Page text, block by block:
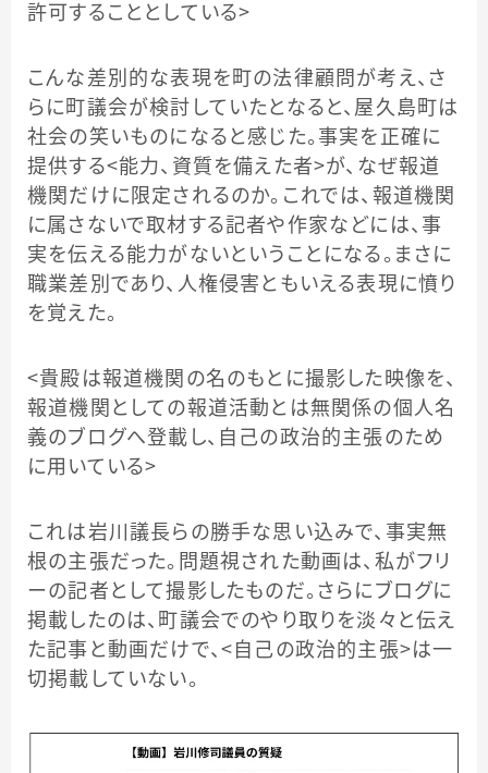
許可することとしている＞
こんな差別的な表現を町の法律顧問が考え、さ
らに町議会が検討していたとなると、屋久島町は
社会の笑いものになると感じた。事実を正確に
提供する＜能力、資質を備えた者＞が、なぜ報道
機関だけに限定されるのか。これでは、報道機関
に属さないで取材する記者や作家などには、事
実を伝える能力がないということになる。まさに
職業差別であり、人権侵害ともいえる表現に憤り
を覚えた。
＜貴殿は報道機関の名のもとに撮影した映像を、
報道機関としての報道活動とは無関係の個人名
義のブログへ登載し、自己の政治的主張のため
に用いている＞
これは岩川議長らの勝手な思い込みで、事実無
根の主張だった。問題視された動画は、私がフリ
ーの記者として撮影したものだ。さらにブログに
掲載したのは、町議会でのやり取りを淡々と伝え
た記事と動画だけで、＜自己の政治的主張＞は一
切掲載していない。